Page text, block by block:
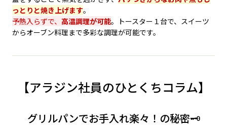
っとりと焼き上げます。
予熱入らずで、 高温調理が可能。トースター１台で、スイーツ
からオーブン料理まで多彩な調理が可能です。
【アラジン社員のひとくちコラム】
グリルパンでお手入れ楽々！の秘密🗝️